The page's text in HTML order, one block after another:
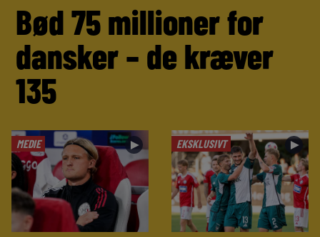
Bød 75 millioner for
dansker – de kræver
135
MEDIE ► EKSKLUSIVT ►